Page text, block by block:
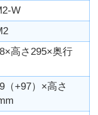
W
高さ295×奥行
（+97）×高さ